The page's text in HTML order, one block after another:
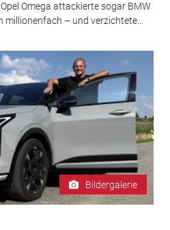
Omega attackierte sogar BMW
millionenfach – und verzichtete...
Bildergalerie